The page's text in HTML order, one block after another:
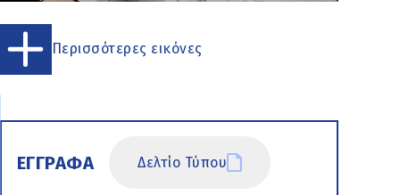
Περισσότερες εικόνες
ΕΓΓΡΑΦΑ Δελτίο Τύπου